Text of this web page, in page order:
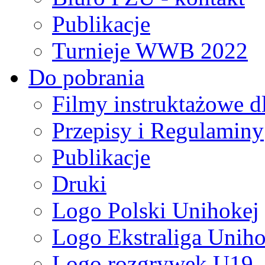
Publikacje
Turnieje WWB 2022
Do pobrania
Filmy instruktażowe
Przepisy i Regulaminy
Publikacje
Druki
Logo Polski Unihokej
Logo Ekstraliga